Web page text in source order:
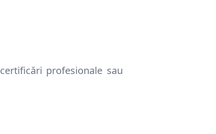
profesionale sau